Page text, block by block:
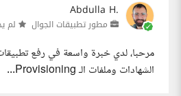
Abdulla H.
مطور تطبيقات الجوال لم
الشهادات وملفات الـ Provisioning...